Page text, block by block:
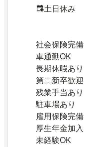
土日休み
社会保険完備
車通勤OK
長期休暇あり
第二新卒歓迎
残業手当あり
駐車場あり
雇用保険完備
厚生年金加入
未経験OK